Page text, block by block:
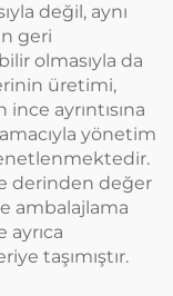
değil, aynı
geri
olmasıyla da
üretimi,
ayrıntısına
yönetim
derinden değer
ambalajlama
ayrıca
taşımıştır.